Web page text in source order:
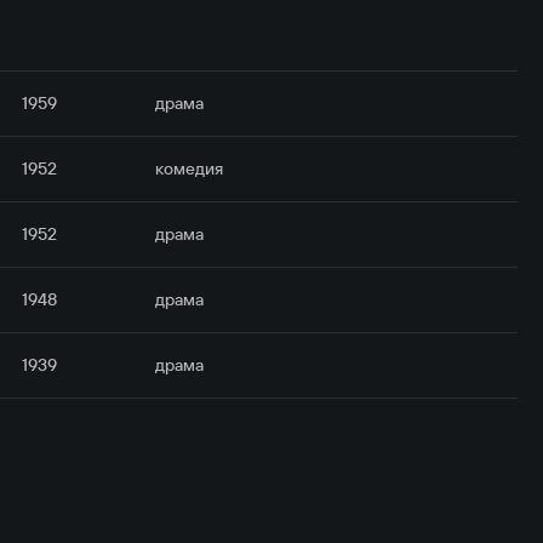
1959 драма
1952 комедия
1952 драма
1948 драма
1939 драма